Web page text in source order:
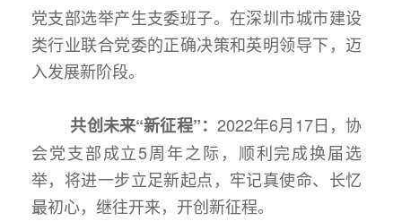
党支部选举产生支委班子。在深圳市城市建设
类行业联合党委的正确决策和英明领导下，迈
入发展新阶段。
共创未来“新征程”： 2022年6月17日，协
会党支部成立5周年之际，顺利完成换届选
举，将进一步立足新起点，牢记真使命、长忆
最初心，继往开来，开创新征程。